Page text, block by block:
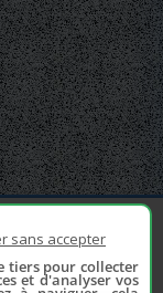
sans accepter
tiers pour collecter
et d'analyser vos